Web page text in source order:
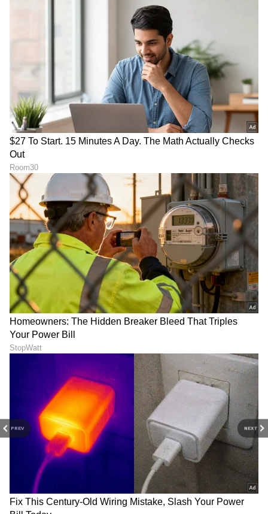
PREV NEXT
DOWNLOAD APP
RECOMMENDED STORIES
ಮದುವೆಯಾಗಿ 5 ತಿಂಗಳಿಗೆ ಸಹ
ನಟಿ ನಿಧನ; ನಾಗಿಣಿ ಧಾರಾವಾಹಿ
ನಟ ದೀಕ್ಷಿತ್‌ ಶೆಟ್ಟಿ ಬಿಚ್ಚಿಟ್ಟ ಸತ್ಯ
ಚಿರಂಜೀವಿ ಸರ್ಜಾ ಸಿನಿಮಾ ದೃಶ್ಯ
ಕಾಪಿ ಮಾಡಿದ್ರ ‘ನಿನ್ನ ಜೊತೆ ನನ್ನ
ಕಥೆ’ ಸೀರಿಯಲ್ ತಂಡ